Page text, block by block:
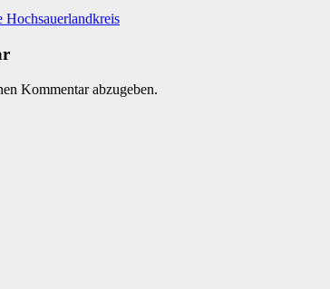
Hochsauerlandkreis
Kommentar abzugeben.